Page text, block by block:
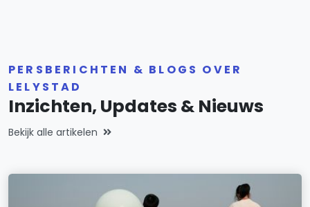
PERSBERICHTEN & BLOGS OVER
LELYSTAD
Inzichten, Updates & Nieuws
Bekijk alle artikelen